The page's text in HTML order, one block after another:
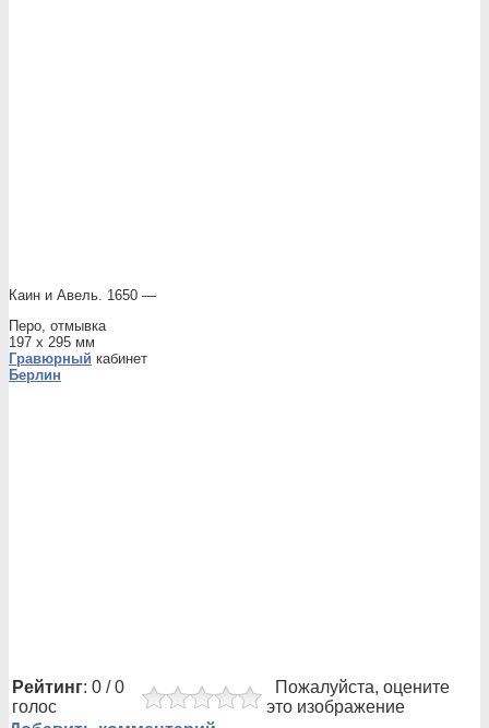
Каин и Авель. 1650 —
Перо, отмывка
197 x 295 мм
Гравюрный кабинет
Берлин
Рейтинг: 0 / 0
голос
Пожалуйста, оцените
это изображение